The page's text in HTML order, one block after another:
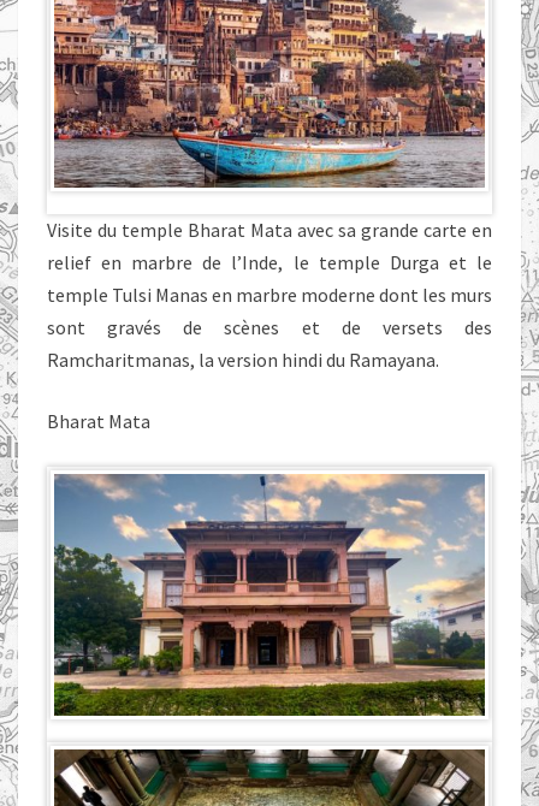
Visite du temple Bharat Mata avec sa grande carte en
relief en marbre de l’Inde, le temple Durga et le
temple Tulsi Manas en marbre moderne dont les murs
sont gravés de scènes et de versets des
Ramcharitmanas, la version hindi du Ramayana.
Bharat Mata